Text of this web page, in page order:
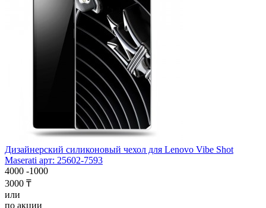
Дизайнерский силиконовый чехол для Lenovo Vibe Shot
Maserati арт: 25602-7593
4000 -1000
3000 ₸
или
по акции